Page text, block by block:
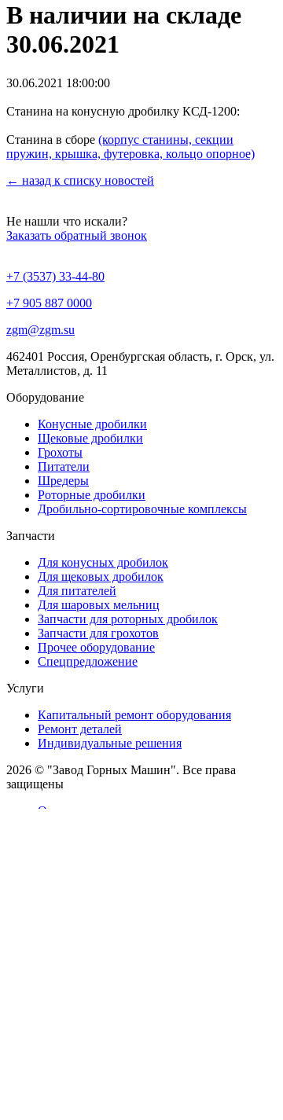
В наличии на складе
30.06.2021
30.06.2021 18:00:00
Станина на конусную дробилку КСД-1200:
Станина в сборе (корпус станины, секции
пружин, крышка, футеровка, кольцо опорное)
← назад к списку новостей
Не нашли что искали?
Заказать обратный звонок
+7 (3537) 33-44-80
+7 905 887 0000
zgm@zgm.su
462401 Россия, Оренбургская область, г. Орск, ул.
Металлистов, д. 11
Оборудование
Конусные дробилки
Щековые дробилки
Грохоты
Питатели
Шредеры
Роторные дробилки
Дробильно-сортировочные комплексы
Запчасти
Для конусных дробилок
Для щековых дробилок
Для питателей
Для шаровых мельниц
Запчасти для роторных дробилок
Запчасти для грохотов
Прочее оборудование
Спецпредложение
Услуги
Капитальный ремонт оборудования
Ремонт деталей
Индивидуальные решения
2026 © "Завод Горных Машин". Все права
защищены
О компании